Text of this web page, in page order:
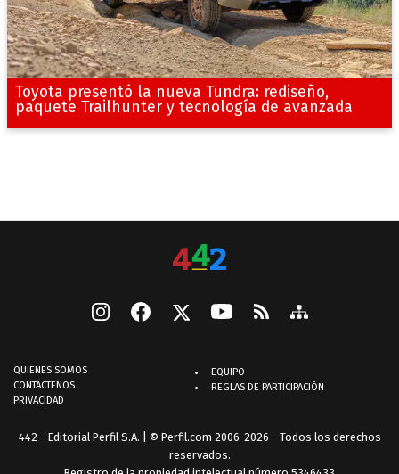
Toyota presentó la nueva Tundra: rediseño,
paquete Trailhunter y tecnología de avanzada
QUIENES SOMOS
CONTÁCTENOS
PRIVACIDAD
EQUIPO
REGLAS DE PARTICIPACIÓN
442 - Editorial Perfil S.A. | © Perfil.com 2006-2026 - Todos los derechos
reservados.